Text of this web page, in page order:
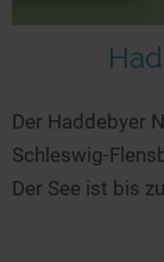
Der Haddebyer
Schleswig-
Der See ist bis